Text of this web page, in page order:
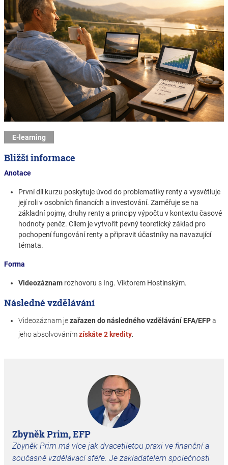
E-learning
Bližší informace
Anotace
První díl kurzu poskytuje úvod do problematiky renty a vysvětluje
její roli v osobních financích a investování. Zaměřuje se na
základní pojmy, druhy renty a principy výpočtu v kontextu časové
hodnoty peněz. Cílem je vytvořit pevný teoretický základ pro
pochopení fungování renty a připravit účastníky na navazující
témata.
Forma
Videozáznam rozhovoru s Ing. Viktorem Hostinským.
Následné vzdělávání
Videozáznam jezařazen do následného vzdělávání EFA/EFPa
jeho absolvovánímzískáte 2 kredity.
Zbyněk Prim, EFP
Zbyněk Prim má více jak dvacetiletou praxi ve finanční a
současně vzdělávací sféře. Je zakladatelem společnosti